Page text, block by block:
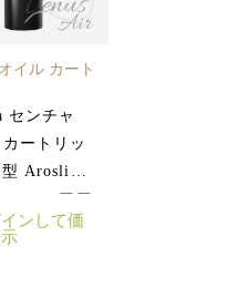
イル カート
センチャ
ートリッ
Aroslim
エアア
ンして価